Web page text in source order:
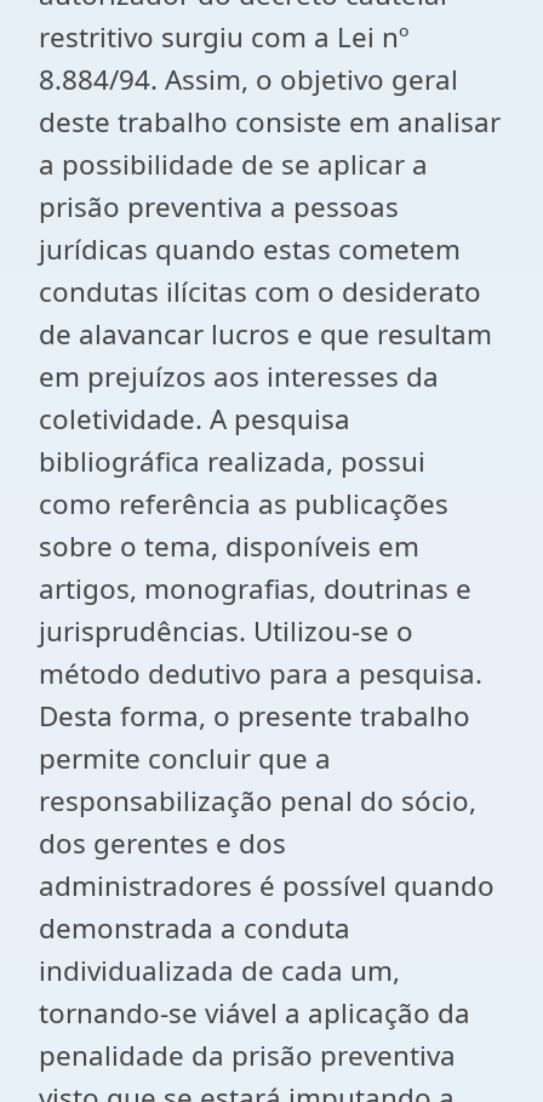
restritivo surgiu com a Lei nº
8.884/94. Assim, o objetivo geral
deste trabalho consiste em analisar
a possibilidade de se aplicar a
prisão preventiva a pessoas
jurídicas quando estas cometem
condutas ilícitas com o desiderato
de alavancar lucros e que resultam
em prejuízos aos interesses da
coletividade. A pesquisa
bibliográfica realizada, possui
como referência as publicações
sobre o tema, disponíveis em
artigos, monografias, doutrinas e
jurisprudências. Utilizou-se o
método dedutivo para a pesquisa.
Desta forma, o presente trabalho
permite concluir que a
responsabilização penal do sócio,
dos gerentes e dos
administradores é possível quando
demonstrada a conduta
individualizada de cada um,
tornando-se viável a aplicação da
penalidade da prisão preventiva